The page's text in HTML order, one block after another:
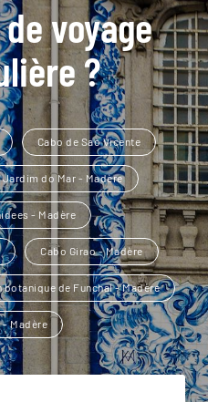
voyage
?
Cabo de Sao Vicente
Jardim do Mar - Madère
- Madère
Cabo Girao - Madère
botanique de Funchal - Madère
Madère